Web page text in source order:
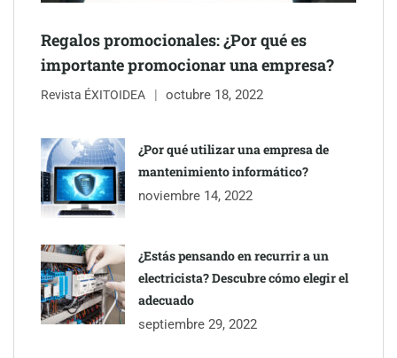
Regalos promocionales: ¿Por qué es
importante promocionar una empresa?
Revista ÉXITOIDEA octubre 18, 2022
¿Por qué utilizar una empresa de
mantenimiento informático?
noviembre 14, 2022
¿Estás pensando en recurrir a un
electricista? Descubre cómo elegir el
adecuado
septiembre 29, 2022